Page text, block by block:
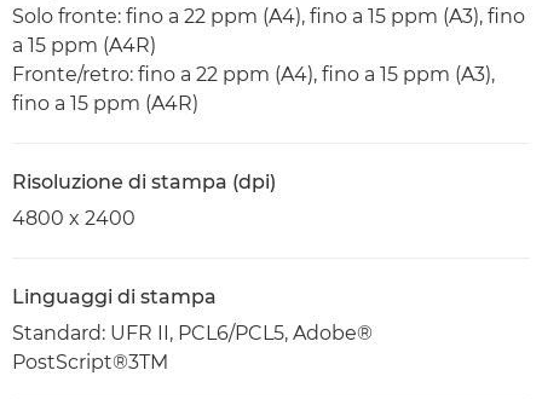
Solo fronte: fino a 22 ppm (A4), fino a 15 ppm (A3), fino
a 15 ppm (A4R)
Fronte/retro: fino a 22 ppm (A4), fino a 15 ppm (A3),
fino a 15 ppm (A4R)
Risoluzione di stampa (dpi)
4800 x 2400
Linguaggi di stampa
Standard: UFR II, PCL6/PCL5, Adobe®
PostScript®3TM